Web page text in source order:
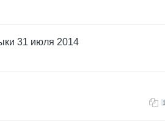
31 июля 2014
1